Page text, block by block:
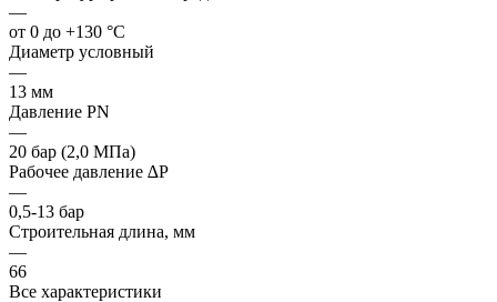
—
от 0 до +130 °С
Диаметр условный
—
13 мм
Давление PN
—
20 бар (2,0 МПа)
Рабочее давление ∆P
—
0,5-13 бар
Строительная длина, мм
—
66
Все характеристики